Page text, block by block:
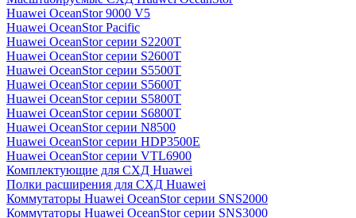
Huawei OceanStor 9000 V5
Huawei OceanStor Pacific
Huawei OceanStor серии S2200T
Huawei OceanStor серии S2600T
Huawei OceanStor серии S5500T
Huawei OceanStor серии S5600T
Huawei OceanStor серии S5800T
Huawei OceanStor серии S6800T
Huawei OceanStor серии N8500
Huawei OceanStor серии HDP3500E
Huawei OceanStor серии VTL6900
Комплектующие для СХД Huawei
Полки расширения для СХД Huawei
Коммутаторы Huawei OceanStor серии SNS2000
Коммутаторы Huawei OceanStor серии SNS3000